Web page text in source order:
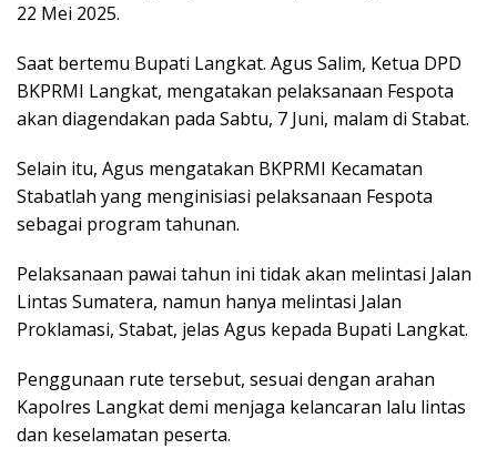
22 Mei 2025.
Saat bertemu Bupati Langkat. Agus Salim, Ketua DPD
BKPRMI Langkat, mengatakan pelaksanaan Fespota
akan diagendakan pada Sabtu, 7 Juni, malam di Stabat.
Selain itu, Agus mengatakan BKPRMI Kecamatan
Stabatlah yang menginisiasi pelaksanaan Fespota
sebagai program tahunan.
Pelaksanaan pawai tahun ini tidak akan melintasi Jalan
Lintas Sumatera, namun hanya melintasi Jalan
Proklamasi, Stabat, jelas Agus kepada Bupati Langkat.
Penggunaan rute tersebut, sesuai dengan arahan
Kapolres Langkat demi menjaga kelancaran lalu lintas
dan keselamatan peserta.